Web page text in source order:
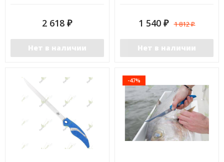
2 618 ₽
Нет в наличии
1 540 ₽ 1 812₽
Нет в наличии
-47%